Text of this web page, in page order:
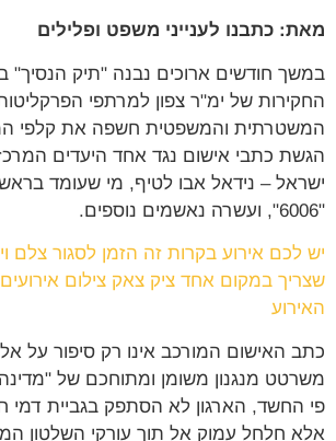
מאת: כתבנו לענייני משפט ופלילים
במשך חודשים ארוכים נבנה "תיק הנסיך"
החקירות של ימ"ר צפון למרתפי
המשטרתית והמשפטית חשפה את קלפי
הגשת כתבי אישום נגד אחד היעדים
ישראל – נידאל אבו לטיף, מי שעומד
"6006", ועשרה נאשמים נוספים.
יש לכם אירוע בקרות זה הזמן לסגור צלם
שצריך במקום אחד ציק צאק צילום
האירוע
כתב האישום המורכב אינו רק סיפור על
משרטט מנגנון משומן ומתוחכם של
פי החשד, הארגון לא הסתפק בגביית דמי
אלא חלחל עמוק אל תוך עורקי השלטון